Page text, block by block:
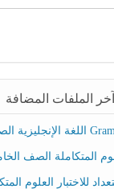
آخر الملفات المضافة
الصف الخامس عام الفصل
العلوم المتكاملة الصف